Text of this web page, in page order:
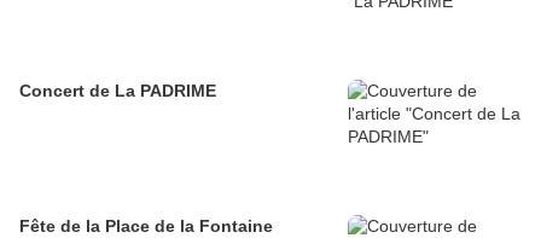
Concert de La PADRIME
Fête de la Place de la Fontaine